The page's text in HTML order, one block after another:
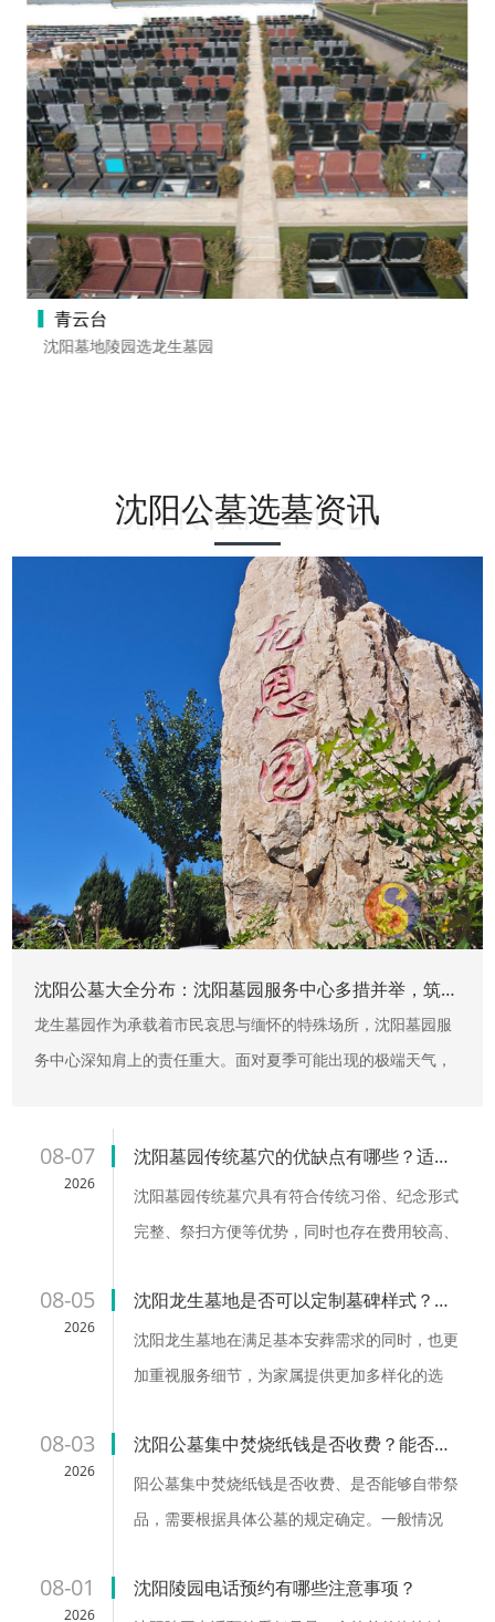
青云台
沈阳墓地陵园选龙生墓园
沈阳公墓选墓资讯
SHENYANGMUDI
沈阳公墓大全分布：沈阳墓园服务中心多措并举，筑牢夏季极端天气安全防线
龙生墓园作为承载着市民哀思与缅怀的特殊场所，沈阳墓园服
务中心深知肩上的责任重大。面对夏季可能出现的极端天气，
民能够安心、放心。-龙生墓园官网公告完整收录沈阳公墓、墓
地、殡仪馆信息的服务网站，沈阳新开墓园低价惠民公墓，沈
阳十公墓龙生墓园怎么样？沈阳墓园前十位龙生墓地手续齐
全！沈阳龙生人文纪念园全力打造辽宁省十佳墓园，沈阳市高
格表、沈阳墓地价格一览表、沈阳墓地网络价格一览表、沈阳
十佳墓园排行前十名、沈阳公墓排名前十...
08-07
2026
沈阳墓园传统墓穴的优缺点有哪些？适用人群？
沈阳墓园传统墓穴具有符合传统习俗、纪念形式
完整、祭扫方便等优势，同时也存在费用较高、
传统文化、希望保留固定纪念场所、方便后代祭
扫的家庭来说，传统墓穴仍然是一种较为合适的
选择。...
08-05
2026
沈阳龙生墓地是否可以定制墓碑样式？定制流程和注意事项有哪些？
沈阳龙生墓地在满足基本安葬需求的同时，也更
加重视服务细节，为家属提供更加多样化的选
与墓园及制作方充分沟通，从设计、材质到安装
做好整体规划。...
08-03
2026
沈阳公墓集中焚烧纸钱是否收费？能否自带祭品？
阳公墓集中焚烧纸钱是否收费、是否能够自带祭
品，需要根据具体公墓的规定确定。一般情况
方式，保障祭扫活动安全有序。...
08-01
2026
沈阳陵园电话预约有哪些注意事项？